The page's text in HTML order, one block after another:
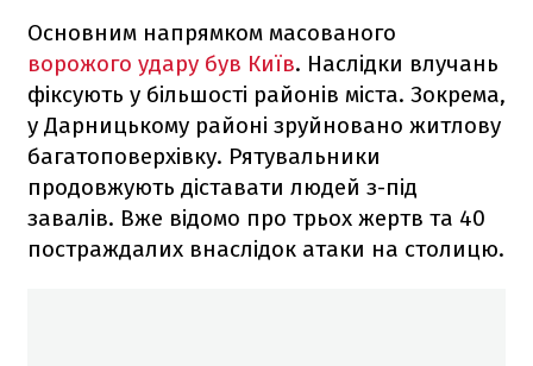
Основним напрямком масованого
ворожого удару був Київ. Наслідки влучань
фіксують у більшості районів міста. Зокрема,
у Дарницькому районі зруйновано житлову
багатоповерхівку. Рятувальники
продовжують діставати людей з-під
завалів. Вже відомо про трьох жертв та 40
постраждалих внаслідок атаки на столицю.